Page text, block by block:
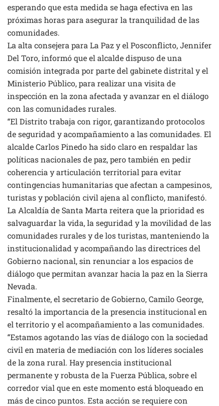
esperando que esta medida se haga efectiva en las
próximas horas para asegurar la tranquilidad de las
comunidades.
La alta consejera para La Paz y el Posconflicto, Jennifer
Del Toro, informó que el alcalde dispuso de una
comisión integrada por parte del gabinete distrital y el
Ministerio Público, para realizar una visita de
inspección en la zona afectada y avanzar en el diálogo
con las comunidades rurales.
“El Distrito trabaja con rigor, garantizando protocolos
de seguridad y acompañamiento a las comunidades. El
alcalde Carlos Pinedo ha sido claro en respaldar las
políticas nacionales de paz, pero también en pedir
coherencia y articulación territorial para evitar
contingencias humanitarias que afectan a campesinos,
turistas y población civil ajena al conflicto, manifestó.
La Alcaldía de Santa Marta reitera que la prioridad es
salvaguardar la vida, la seguridad y la movilidad de las
comunidades rurales y de los turistas, manteniendo la
institucionalidad y acompañando las directrices del
Gobierno nacional, sin renunciar a los espacios de
diálogo que permitan avanzar hacia la paz en la Sierra
Nevada.
Finalmente, el secretario de Gobierno, Camilo George,
resaltó la importancia de la presencia institucional en
el territorio y el acompañamiento a las comunidades.
“Estamos agotando las vías de diálogo con la sociedad
civil en materia de mediación con los líderes sociales
de la zona rural. Hay presencia institucional
permanente y robusta de la Fuerza Pública, sobre el
corredor vial que en este momento está bloqueado en
más de cinco puntos. Esta acción se requiere con